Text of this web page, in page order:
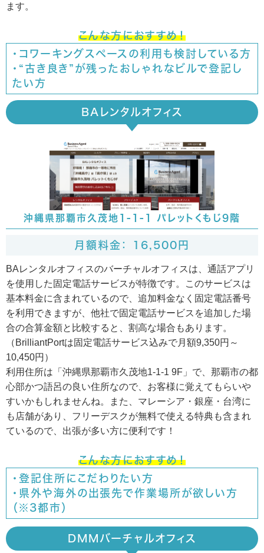
ます。
こんな方におすすめ！
・コワーキングスペースの利用も検討している方
・“古き良き”が残ったおしゃれなビルで登記し
たい方
BAレンタルオフィス
沖縄県那覇市久茂地1-1-1 パレットくもじ9階
月額料金： 16,500円
BAレンタルオフィスのバーチャルオフィスは、通話アプリ
を使用した固定電話サービスが特徴です。このサービスは
基本料金に含まれているので、追加料金なく固定電話番号
を利用できますが、他社で固定電話サービスを追加した場
合の合算金額と比較すると、割高な場合もあります。
（BrilliantPortは固定電話サービス込みで月額9,350円～
10,450円）
利用住所は「沖縄県那覇市久茂地1-1-1 9F」で、那覇市の都
心部かつ語呂の良い住所なので、お客様に覚えてもらいや
すいかもしれませんね。また、マレーシア・銀座・台湾に
も店舗があり、フリーデスクが無料で使える特典も含まれ
ているので、出張が多い方に便利です！
こんな方におすすめ！
・登記住所にこだわりたい方
・県外や海外の出張先で作業場所が欲しい方
（※3都市）
DMMバーチャルオフィス